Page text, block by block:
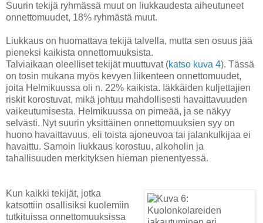
Suurin tekijä ryhmässä muut on liukkaudesta aiheutuneet
onnettomuudet, 18% ryhmästä muut.
Liukkaus on huomattava tekijä talvella, mutta sen osuus jää
pieneksi kaikista onnettomuuksista.
Talviaikaan oleelliset tekijät muuttuvat (katso kuva 4). Tässä
on tosin mukana myös kevyen liikenteen onnettomuudet,
joita Helmikuussa oli n. 22% kaikista. Iäkkäiden kuljettajien
riskit korostuvat, mikä johtuu mahdollisesti havaittavuuden
vaikeutumisesta. Helmikuussa on pimeää, ja se näkyy
selvästi. Nyt suurin yksittäinen onnettomuuksien syy on
huono havaittavuus, eli toista ajoneuvoa tai jalankulkijaa ei
havaittu. Samoin liukkaus korostuu, alkoholin ja
tahallisuuden merkityksen hieman pienentyessä.
Kun kaikki tekijät, jotka
katsottiin osallisiksi kuolemiin
tutkituissa onnettomuuksissa